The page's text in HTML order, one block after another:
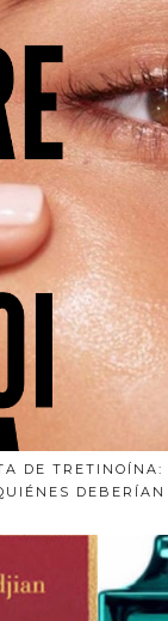
DE TRETINOÍNA:
DEBERÍAN